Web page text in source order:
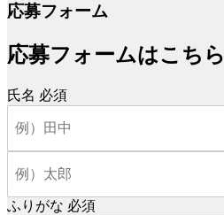
応募フォーム
応募フォームはこちら
氏名 必須
ふりがな 必須